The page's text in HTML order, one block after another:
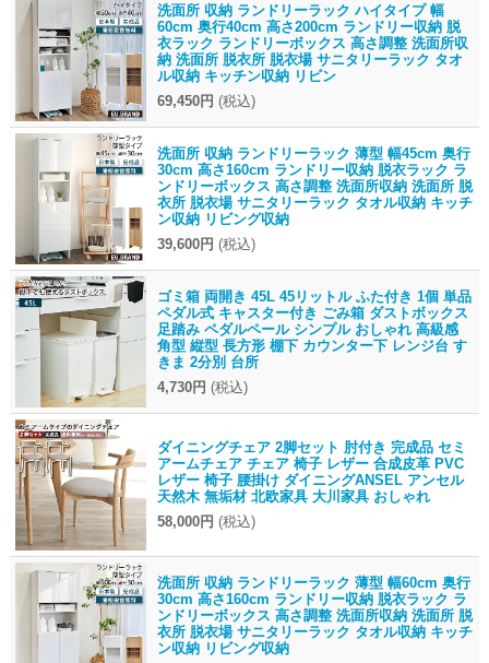
洗面所 収納 ランドリーラック ハイタイプ 幅
60cm 奥行40cm 高さ200cm ランドリー収納 脱
衣ラック ランドリーボックス 高さ調整 洗面所収
納 洗面所 脱衣所 脱衣場 サニタリーラック タオ
ル収納 キッチン収納 リビン
69,450円 (税込)
洗面所 収納 ランドリーラック 薄型 幅45cm 奥行
30cm 高さ160cm ランドリー収納 脱衣ラック ラ
ンドリーボックス 高さ調整 洗面所収納 洗面所 脱
衣所 脱衣場 サニタリーラック タオル収納 キッチ
ン収納 リビング収納
39,600円 (税込)
ゴミ箱 両開き 45L 45リットル ふた付き 1個 単品
ペダル式 キャスター付き ごみ箱 ダストボックス
足踏み ペダルペール シンプル おしゃれ 高級感
角型 縦型 長方形 棚下 カウンター下 レンジ台 す
きま 2分別 台所
4,730円 (税込)
ダイニングチェア 2脚セット 肘付き 完成品 セミ
アームチェア チェア 椅子 レザー 合成皮革 PVC
レザー 椅子 腰掛け ダイニングANSEL アンセル
天然木 無垢材 北欧家具 大川家具 おしゃれ
58,000円 (税込)
洗面所 収納 ランドリーラック 薄型 幅60cm 奥行
30cm 高さ160cm ランドリー収納 脱衣ラック ラ
ンドリーボックス 高さ調整 洗面所収納 洗面所 脱
衣所 脱衣場 サニタリーラック タオル収納 キッチ
ン収納 リビング収納